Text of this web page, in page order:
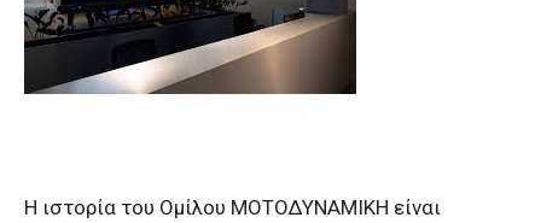
Η ιστορία του Ομίλου ΜΟΤΟΔΥΝΑΜΙΚΗ είναι